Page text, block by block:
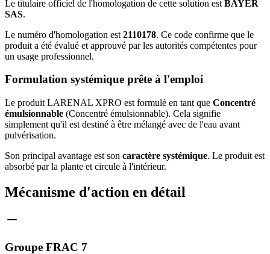
Le titulaire officiel de l'homologation de cette solution est BAYER
SAS.
Le numéro d'homologation est 2110178. Ce code confirme que le
produit a été évalué et approuvé par les autorités compétentes pour
un usage professionnel.
Formulation systémique prête à l'emploi
Le produit LARENAL XPRO est formulé en tant que Concentré
émulsionnable (Concentré émulsionnable). Cela signifie
simplement qu'il est destiné à être mélangé avec de l'eau avant
pulvérisation.
Son principal avantage est son caractère systémique. Le produit est
absorbé par la plante et circule à l'intérieur.
Mécanisme d'action en détail
Groupe FRAC 7